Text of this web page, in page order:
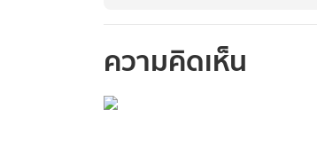
ความคิดเห็น